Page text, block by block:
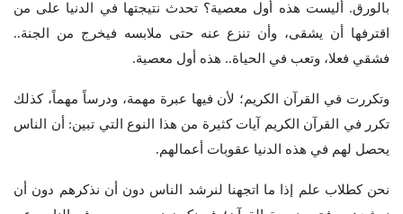
بالورق. أليست هذه أول معصية؟ تحدث نتيجتها في الدنيا على من
اقترفها أن يشقى، وأن تنزع عنه حتى ملابسه فيخرج من الجنة..
فشقي فعلا، وتعب في الحياة.. هذه أول معصية.
وتكررت في القرآن الكريم؛ لأن فيها عبرة مهمة، ودرساً مهماً، كذلك
تكرر في القرآن الكريم آيات كثيرة من هذا النوع التي تبين: أن الناس
يحصل لهم في هذه الدنيا عقوبات أعمالهم.
نحن كطلاب علم إذا ما اتجهنا لنرشد الناس دون أن نذكرهم دون أن